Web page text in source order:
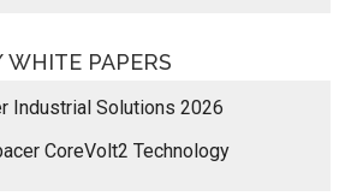
PAPERS
Industrial Solutions 2026
CoreVolt2 Technology